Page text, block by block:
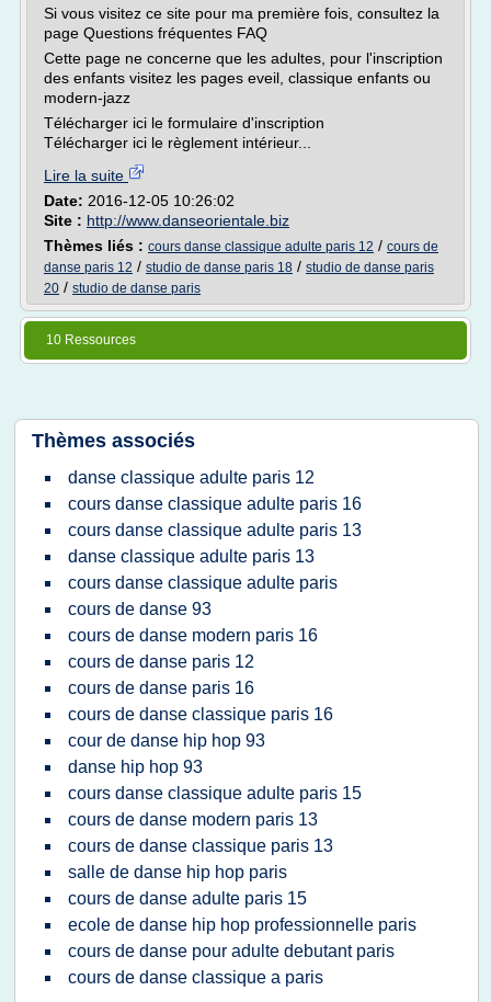
Si vous visitez ce site pour ma première fois, consultez la
page Questions fréquentes FAQ
Cette page ne concerne que les adultes, pour l'inscription
des enfants visitez les pages eveil, classique enfants ou
modern-jazz
Télécharger ici le formulaire d'inscription
Télécharger ici le règlement intérieur...
Lire la suite
Date: 2016-12-05 10:26:02
Site : http://www.danseorientale.biz
Thèmes liés : cours danse classique adulte paris 12 / cours de
danse paris 12 / studio de danse paris 18 / studio de danse paris
20 / studio de danse paris
10 Ressources
Thèmes associés
danse classique adulte paris 12
cours danse classique adulte paris 16
cours danse classique adulte paris 13
danse classique adulte paris 13
cours danse classique adulte paris
cours de danse 93
cours de danse modern paris 16
cours de danse paris 12
cours de danse paris 16
cours de danse classique paris 16
cour de danse hip hop 93
danse hip hop 93
cours danse classique adulte paris 15
cours de danse modern paris 13
cours de danse classique paris 13
salle de danse hip hop paris
cours de danse adulte paris 15
ecole de danse hip hop professionnelle paris
cours de danse pour adulte debutant paris
cours de danse classique a paris